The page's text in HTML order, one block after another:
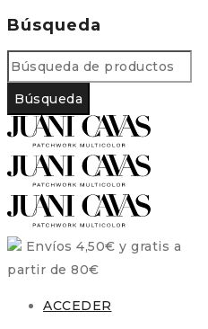
Búsqueda
Envíos 4,50€ y gratis a
partir de 80€
ACCEDER